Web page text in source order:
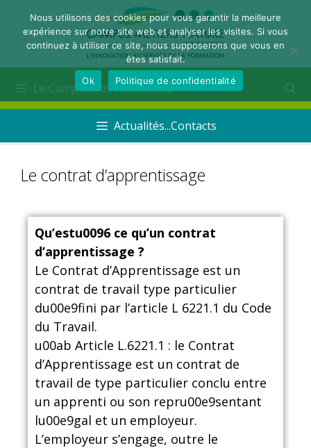
Le Campus...les formations
Actualités...Contacts
Le contrat d’apprentissage
Qu’estu0096 ce qu’un contrat
d’apprentissage ?
Le Contrat d’Apprentissage est un
contrat de travail type particulier
du00e9fini par l’article L 6221.1 du Code
du Travail.
u00ab Article L.6221.1 : le Contrat
d’Apprentissage est un contrat de
travail de type particulier conclu entre
un apprenti ou son repru00e9sentant
lu00e9gal et un employeur.
L’employeur s’engage, outre le
Nous utilisons des cookies pour vous garantir la meilleure
expérience sur notre site web et analyser les visites. Si vous
continuez à utiliser ce site, nous supposerons que vous en
êtes satisfait.
Ok
Politique de confidentialité